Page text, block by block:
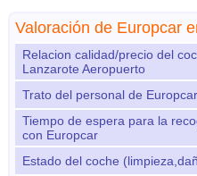
Valoración de Europcar
Relacion calidad/precio del
Lanzarote Aeropuerto
Trato del personal de Europcar
Tiempo de espera para la
con Europcar
Estado del coche